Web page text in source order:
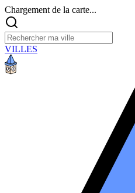
Chargement de la carte...
VILLES